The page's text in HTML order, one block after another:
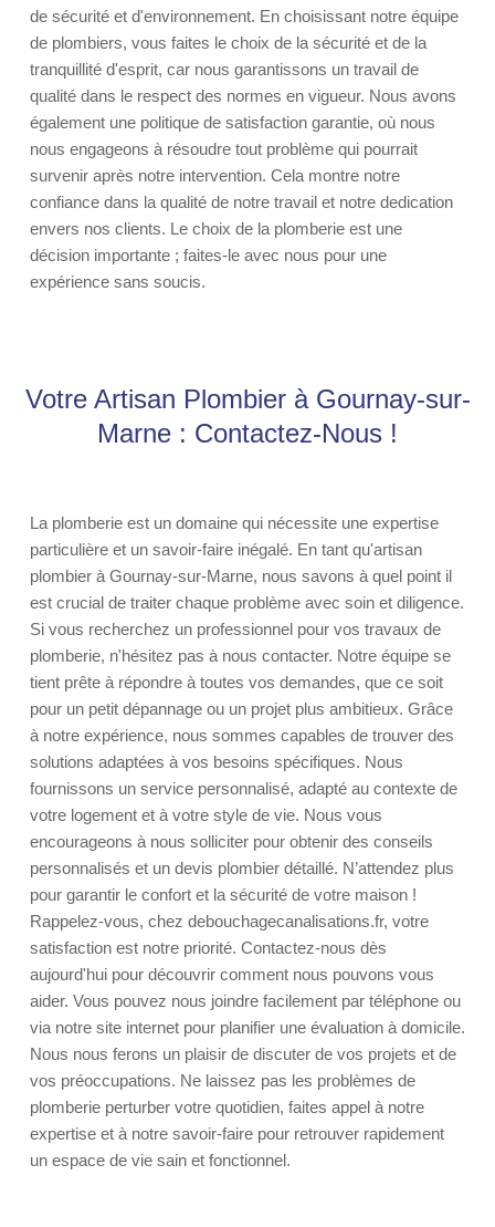
de sécurité et d'environnement. En choisissant notre équipe
de plombiers, vous faites le choix de la sécurité et de la
tranquillité d'esprit, car nous garantissons un travail de
qualité dans le respect des normes en vigueur. Nous avons
également une politique de satisfaction garantie, où nous
nous engageons à résoudre tout problème qui pourrait
survenir après notre intervention. Cela montre notre
confiance dans la qualité de notre travail et notre dedication
envers nos clients. Le choix de la plomberie est une
décision importante ; faites-le avec nous pour une
expérience sans soucis.
Votre Artisan Plombier à Gournay-sur-
Marne : Contactez-Nous !
La plomberie est un domaine qui nécessite une expertise
particulière et un savoir-faire inégalé. En tant qu'artisan
plombier à Gournay-sur-Marne, nous savons à quel point il
est crucial de traiter chaque problème avec soin et diligence.
Si vous recherchez un professionnel pour vos travaux de
plomberie, n'hésitez pas à nous contacter. Notre équipe se
tient prête à répondre à toutes vos demandes, que ce soit
pour un petit dépannage ou un projet plus ambitieux. Grâce
à notre expérience, nous sommes capables de trouver des
solutions adaptées à vos besoins spécifiques. Nous
fournissons un service personnalisé, adapté au contexte de
votre logement et à votre style de vie. Nous vous
encourageons à nous solliciter pour obtenir des conseils
personnalisés et un devis plombier détaillé. N’attendez plus
pour garantir le confort et la sécurité de votre maison !
Rappelez-vous, chez debouchagecanalisations.fr, votre
satisfaction est notre priorité. Contactez-nous dès
aujourd'hui pour découvrir comment nous pouvons vous
aider. Vous pouvez nous joindre facilement par téléphone ou
via notre site internet pour planifier une évaluation à domicile.
Nous nous ferons un plaisir de discuter de vos projets et de
vos préoccupations. Ne laissez pas les problèmes de
plomberie perturber votre quotidien, faites appel à notre
expertise et à notre savoir-faire pour retrouver rapidement
un espace de vie sain et fonctionnel.